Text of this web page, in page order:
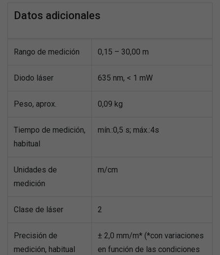
Datos adicionales
Rango de medición 0,15 – 30,00 m
Diodo láser 635 nm, < 1 mW
Peso, aprox. 0,09 kg
Tiempo de medición,
habitual
mín.:0,5 s; máx.:4s
Unidades de
medición
m/cm
Clase de láser 2
Precisión de
medición, habitual
± 2,0 mm/m* (*con variaciones
en función de las condiciones